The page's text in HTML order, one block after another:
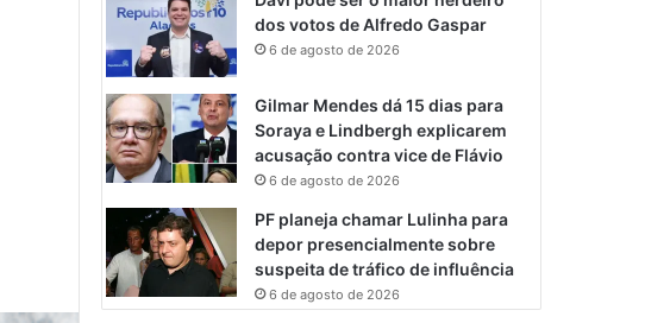
dos votos de Alfredo Gaspar
6 de agosto de 2026
Gilmar Mendes dá 15 dias para
Soraya e Lindbergh explicarem
acusação contra vice de Flávio
6 de agosto de 2026
PF planeja chamar Lulinha para
depor presencialmente sobre
suspeita de tráfico de influência
6 de agosto de 2026